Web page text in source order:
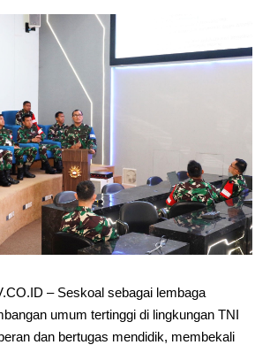
– Seskoal sebagai lembaga
umum tertinggi di lingkungan TNI
dan bertugas mendidik, membekali